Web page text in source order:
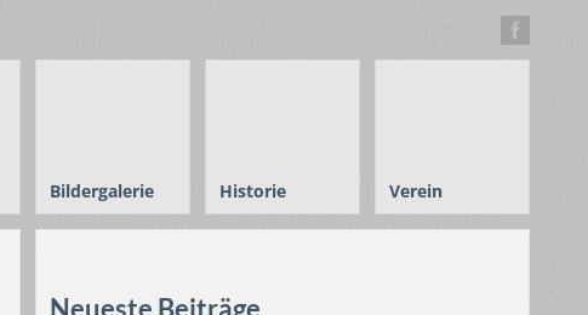
Bildergalerie Historie Verein
Neueste Beiträge